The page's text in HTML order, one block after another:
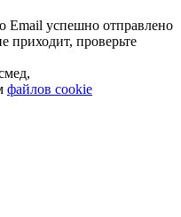
Email успешно отправлено
приходит, проверьте
файлов cookie